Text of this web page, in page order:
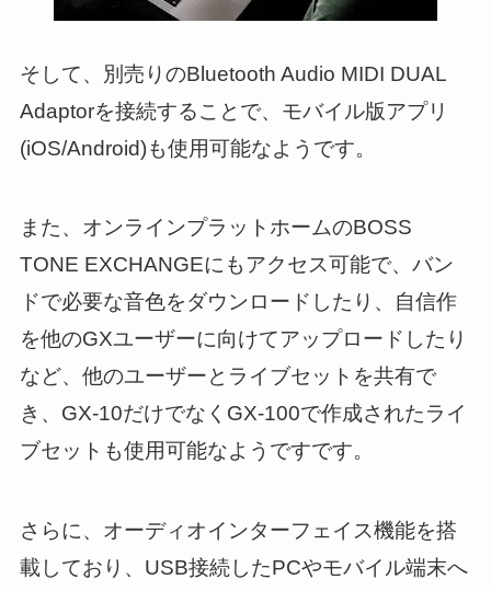
そして、別売りのBluetooth Audio MIDI DUAL
Adaptorを接続することで、モバイル版アプリ
(iOS/Android)も使用可能なようです。
また、オンラインプラットホームのBOSS
TONE EXCHANGEにもアクセス可能で、バン
ドで必要な音色をダウンロードしたり、自信作
を他のGXユーザーに向けてアップロードしたり
など、他のユーザーとライブセットを共有で
き、GX-10だけでなくGX-100で作成されたライ
ブセットも使用可能なようですです。
さらに、オーディオインターフェイス機能を搭
載しており、USB接続したPCやモバイル端末へ